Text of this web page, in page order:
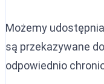
Możemy
są przekazywane
odpowiednio